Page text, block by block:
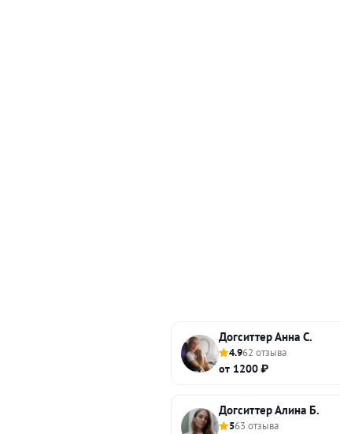
Догситтер Анна С.
4.962 отзыва
от 1200 ₽
Догситтер Алина Б.
563 отзыва